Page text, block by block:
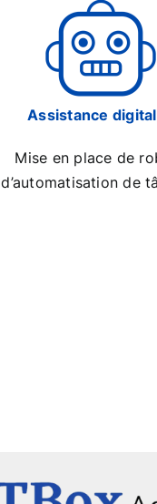
Assistance
Mise en place de
d’automatisation de